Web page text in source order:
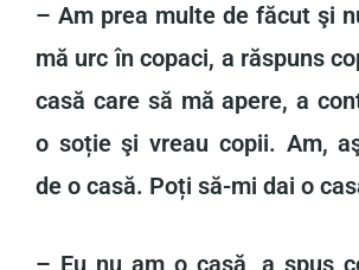
– Am prea multe de făcut şi
mă urc în copaci, a răspuns
casă care să mă apere, a
o soție şi vreau copii. Am,
de o casă. Poți să-mi dai o
– Eu nu am o casă, a spus